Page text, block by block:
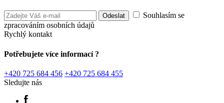
Souhlasím se
zpracováním osobních údajů
Rychlý kontakt
Potřebujete více informací ?
+420 725 684 456 +420 725 684 455
Sledujte nás